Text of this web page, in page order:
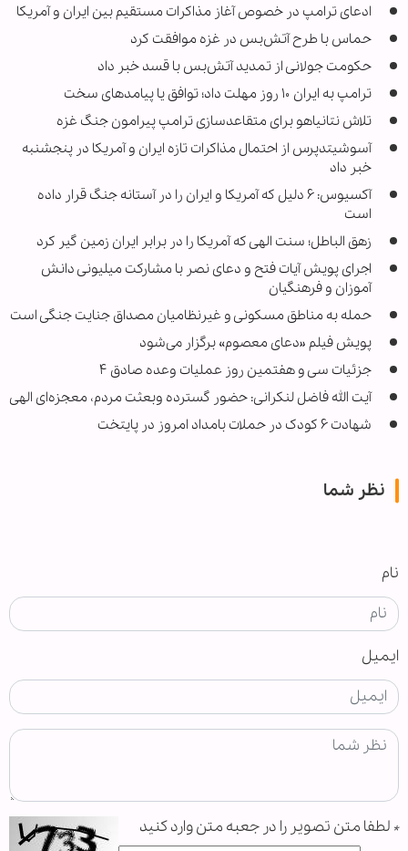
ادعای ترامپ در خصوص آغاز مذاکرات مستقیم بین ایران و آمریکا
حماس با طرح آتش‌بس در غزه موافقت کرد
حکومت جولانی از تمدید آتش‌بس با قسد خبر داد
ترامپ به ایران ۱۰ روز مهلت داد؛ توافق یا پیامدهای سخت
تلاش نتانیاهو برای متقاعدسازی ترامپ پیرامون جنگ غزه
آسوشیتدپرس از احتمال مذاکرات تازه ایران و آمریکا در پنجشنبه
خبر داد
آکسیوس: ۶ دلیل که آمریکا و ایران را در آستانه جنگ قرار داده
است
زهق الباطل؛ سنت الهی که آمریکا را در برابر ایران زمین گیر کرد
اجرای پویش آیات فتح و دعای نصر با مشارکت میلیونی دانش
آموزان و فرهنگیان
حمله به مناطق مسکونی و غیرنظامیان مصداق جنایت جنگی است
پویش فیلم «دعای معصوم» برگزار می‌شود
جزئیات سی و هفتمین روز عملیات وعده صادق ۴
آیت الله فاضل لنکرانی: حضور گسترده وبعثت مردم، معجزه‌ای الهی
شهادت ۶ کودک در حملات بامداد امروز در پایتخت
نظر شما
نام
ایمیل
* لطفا متن تصویر را در جعبه متن وارد کنید